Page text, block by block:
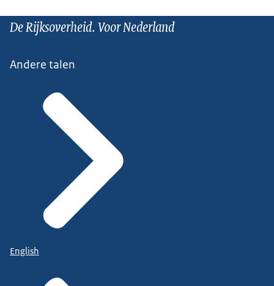
De Rijksoverheid. Voor Nederland
Andere talen
English